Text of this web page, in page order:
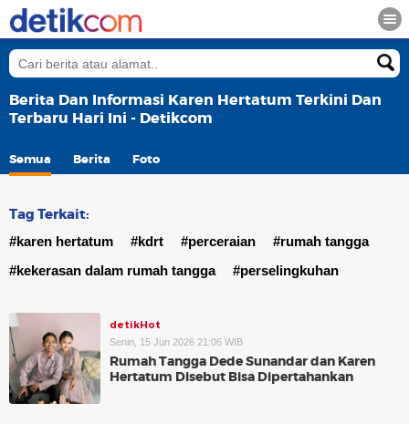
Berita Dan Informasi Karen Hertatum Terkini Dan
Terbaru Hari Ini - Detikcom
Semua Berita Foto
Tag Terkait:
#karen hertatum #kdrt #perceraian
#rumah tangga
#kekerasan dalam rumah tangga
#perselingkuhan
detikHot
Senin, 15 Jun 2026 21:06 WIB
Rumah Tangga Dede Sunandar dan Karen
Hertatum Disebut Bisa Dipertahankan